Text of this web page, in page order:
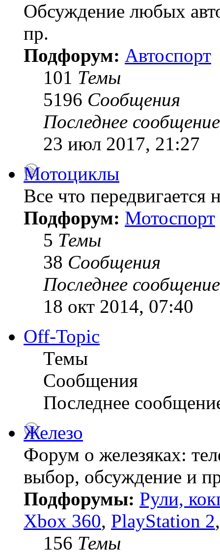
Обсуждение любых
пр.
Подфорум: Автоспорт
101 Темы
5196 Сообщения
Последнее сообщение
23 июл 2017, 21:27
Мотоциклы
Все что передвигается
Подфорум: Мотоспорт
5 Темы
38 Сообщения
Последнее сообщение
18 окт 2014, 07:40
Off-Topic
Темы
Сообщения
Последнее
Железо
Форум о железяках:
выбор, обсуждение и
Подфорумы: Рули,
Xbox 360, PlayStation 2
156 Темы